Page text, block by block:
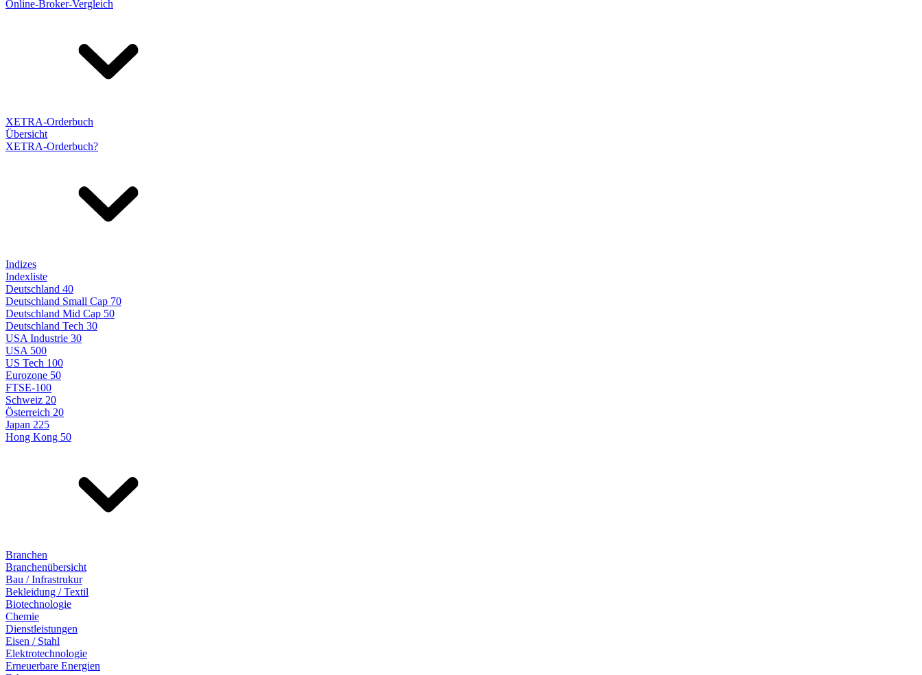
Online-Broker-Vergleich
XETRA-Orderbuch
Übersicht
XETRA-Orderbuch?
Indizes
Indexliste
Deutschland 40
Deutschland Small Cap 70
Deutschland Mid Cap 50
Deutschland Tech 30
USA Industrie 30
USA 500
US Tech 100
Eurozone 50
FTSE-100
Schweiz 20
Österreich 20
Japan 225
Hong Kong 50
Branchen
Branchenübersicht
Bau / Infrastrukur
Bekleidung / Textil
Biotechnologie
Chemie
Dienstleistungen
Eisen / Stahl
Elektrotechnologie
Erneuerbare Energien